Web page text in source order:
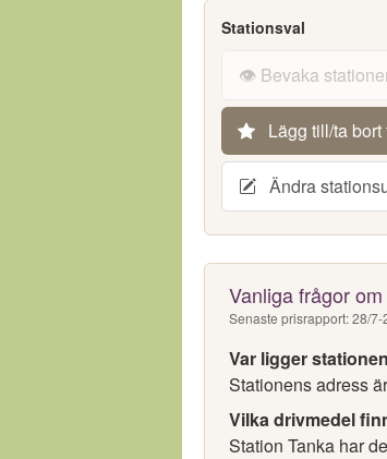
Stationsval
👁️ Bevaka
Lägg till/ta
Ändra
Vanliga frågor
Senaste prisrapport: 28/7-
Var ligger
Stationens adress
Vilka drivmedel
Station Tanka har